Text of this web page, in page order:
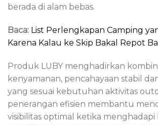
berada di alam bebas.
Baca: List Perlengkapan Camping
Karena Kalau ke Skip Bakal Repot
Produk LUBY menghadirkan
kenyamanan, pencahayaan stabil
yang sesuai kebutuhan aktivitas
penerangan efisien membantu
visibilitas optimal ketika menghadapi